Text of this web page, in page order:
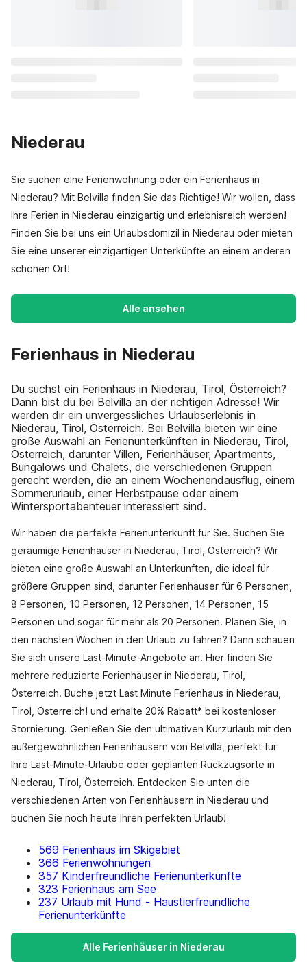
Niederau
Sie suchen eine Ferienwohnung oder ein Ferienhaus in
Niederau? Mit Belvilla finden Sie das Richtige! Wir wollen, dass
Ihre Ferien in Niederau einzigartig und erlebnisreich werden!
Finden Sie bei uns ein Urlaubsdomizil in Niederau oder mieten
Sie eine unserer einzigartigen Unterkünfte an einem anderen
schönen Ort!
Alle ansehen
Ferienhaus in Niederau
Du suchst ein Ferienhaus in Niederau, Tirol, Österreich?
Dann bist du bei Belvilla an der richtigen Adresse! Wir
werden dir ein unvergessliches Urlaubserlebnis in
Niederau, Tirol, Österreich. Bei Belvilla bieten wir eine
große Auswahl an Ferienunterkünften in Niederau, Tirol,
Österreich, darunter Villen, Ferienhäuser, Apartments,
Bungalows und Chalets, die verschiedenen Gruppen
gerecht werden, die an einem Wochenendausflug, einem
Sommerurlaub, einer Herbstpause oder einem
Wintersportabenteuer interessiert sind.
Wir haben die perfekte Ferienunterkunft für Sie. Suchen Sie
geräumige Ferienhäuser in Niederau, Tirol, Österreich? Wir
bieten eine große Auswahl an Unterkünften, die ideal für
größere Gruppen sind, darunter Ferienhäuser für 6 Personen,
8 Personen, 10 Personen, 12 Personen, 14 Personen, 15
Personen und sogar für mehr als 20 Personen. Planen Sie, in
den nächsten Wochen in den Urlaub zu fahren? Dann schauen
Sie sich unsere Last-Minute-Angebote an. Hier finden Sie
mehrere reduzierte Ferienhäuser in Niederau, Tirol,
Österreich. Buche jetzt Last Minute Ferienhaus in Niederau,
Tirol, Österreich! und erhalte 20% Rabatt* bei kostenloser
Stornierung. Genießen Sie den ultimativen Kurzurlaub mit den
außergewöhnlichen Ferienhäusern von Belvilla, perfekt für
Ihre Last-Minute-Urlaube oder geplanten Rückzugsorte in
Niederau, Tirol, Österreich. Entdecken Sie unten die
verschiedenen Arten von Ferienhäusern in Niederau und
buchen Sie noch heute Ihren perfekten Urlaub!
569 Ferienhaus im Skigebiet
366 Ferienwohnungen
357 Kinderfreundliche Ferienunterkünfte
323 Ferienhaus am See
237 Urlaub mit Hund - Haustierfreundliche
Ferienunterkünfte
Alle Ferienhäuser in Niederau